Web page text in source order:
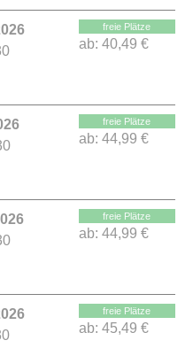
freie Plätze
ab: 40,49 €
freie Plätze
ab: 44,99 €
freie Plätze
ab: 44,99 €
freie Plätze
ab: 45,49 €